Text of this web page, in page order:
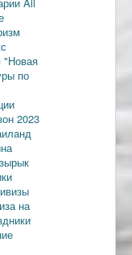
"Новая
по
2023
на